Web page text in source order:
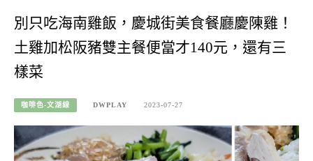
別只吃海南雞飯，慶城街美食餐廳慶陳雞！
土雞加松阪豬雙主餐便當才140元，還有三
樣菜
咖啡色-文湖線 DWPLAY 2023-07-27